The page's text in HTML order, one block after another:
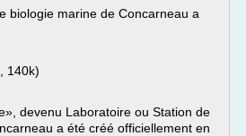
biologie marine de Concarneau a
140k)
devenu Laboratoire ou Station de
a été créé officiellement en